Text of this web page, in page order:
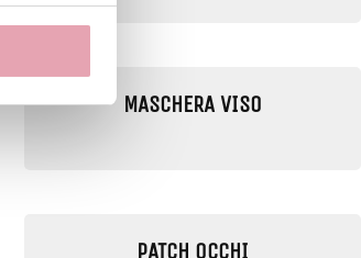
MASCHERA VISO
PATCH OCCHI